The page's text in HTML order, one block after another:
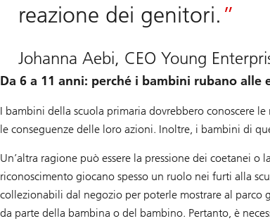
reazione dei genitori.
Johanna Aebi, CEO Young
Da 6 a 11 anni: perché i bambini rubano alle
I bambini della scuola primaria dovrebbero conoscere
le conseguenze delle loro azioni. Inoltre, i bambini di
Un’altra ragione può essere la pressione dei coetanei
riconoscimento giocano spesso un ruolo nei furti alla
collezionabili dal negozio per poterle mostrare al parco
da parte della bambina o del bambino. Pertanto, è